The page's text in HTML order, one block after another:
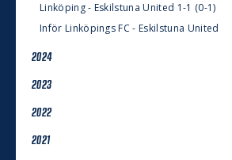
Linköping - Eskilstuna United 1-1 (0-1)
Inför Linköpings FC - Eskilstuna United
2024
2023
2022
2021